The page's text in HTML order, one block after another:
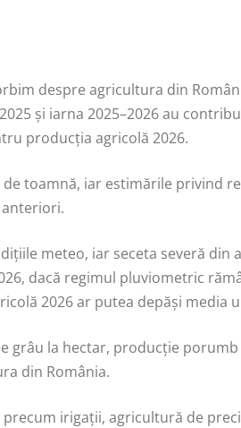
despre agricultura din
și iarna 2025–2026 au
producția agricolă 2026.
toamnă, iar estimările privind
meteo, iar seceta severă din
dacă regimul pluviometric
2026 ar putea depăși media
la hectar, producție porumb
din România.
irigații, agricultură de